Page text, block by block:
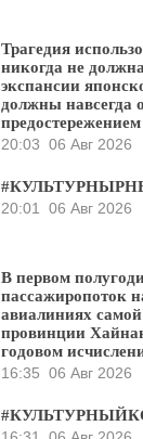
Трагедия
никогда не
экспансии
должны навсегда
предостережением
20:03 06 Авг 2026
20:01
06 Авг 2026
В первом
пассажиропоток
авиалиниях
провинции
годовом
16:35 06 Авг 2026